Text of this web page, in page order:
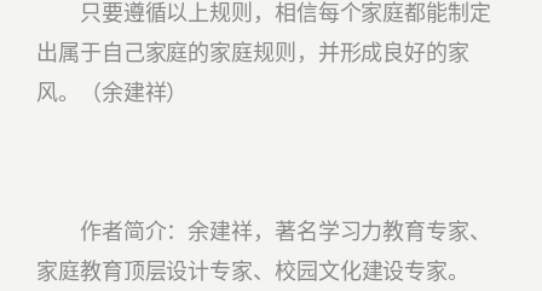
只要遵循以上规则，相信每个家庭都能制定
出属于自己家庭的家庭规则，并形成良好的家
风。（余建祥）
作者简介：余建祥，著名学习力教育专家、
家庭教育顶层设计专家、校园文化建设专家。